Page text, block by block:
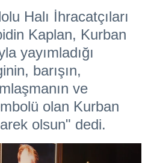
Halı İhracatçıları
Kaplan, Kurban
yayımladığı
barışın,
ve
olan Kurban
olsun" dedi.